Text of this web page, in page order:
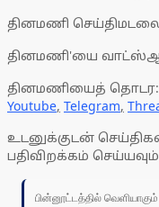
தினமணி
தினமணி'யை
தினமணியைத் தொடர:
Youtube, Telegram,
உடனுக்குடன்
பதிவிறக்கம்
பின்னூட்டத்தில்